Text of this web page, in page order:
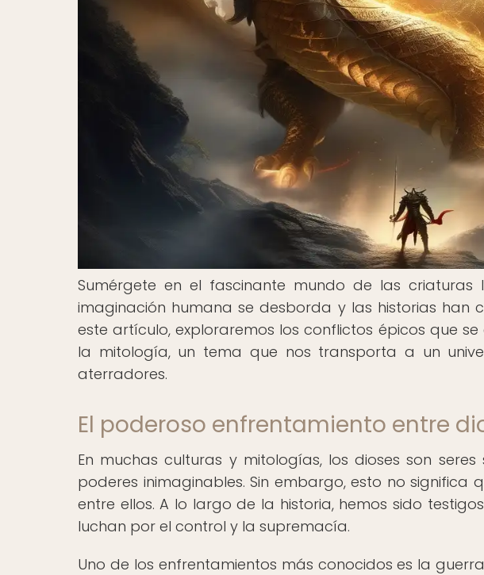
Sumérgete en el fascinante mundo de las criaturas
imaginación humana se desborda y las historias han
este artículo, exploraremos los conflictos épicos que
la mitología, un tema que nos transporta a un
aterradores.
El poderoso enfrentamiento entre
En muchas culturas y mitologías, los dioses son
poderes inimaginables. Sin embargo, esto no significa
entre ellos. A lo largo de la historia, hemos sido
luchan por el control y la supremacía.
Uno de los enfrentamientos más conocidos es la